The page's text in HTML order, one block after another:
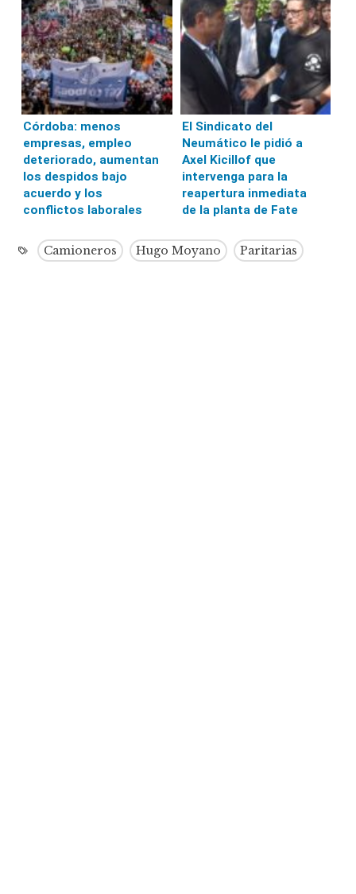
Córdoba: menos
empresas, empleo
deteriorado, aumentan
los despidos bajo
acuerdo y los
conflictos laborales
El Sindicato del
Neumático le pidió a
Axel Kicillof que
intervenga para la
reapertura inmediata
de la planta de Fate
Camioneros Hugo Moyano Paritarias